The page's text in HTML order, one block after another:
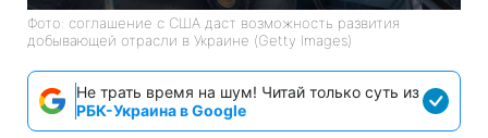
Фото: соглашение с США даст возможность развития
добывающей отрасли в Украине (Getty Images)
Не трать время на шум! Читай только суть из
РБК-Украина в Google